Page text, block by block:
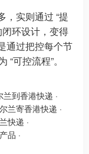
，实则通过 “提
环设计，变得
通过把控每个节
可控流程”。
兰到香港快递 ·
兰寄香港快递 ·
快递 ·
品 ·